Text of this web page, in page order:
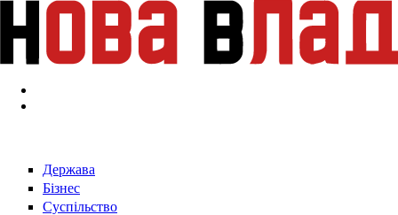
Перейти к основному содержанию
Держава
Бізнес
Суспільство